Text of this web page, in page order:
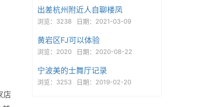
店
出差杭州附近人自聊楼凤
浏览：3238 日期：2021-03-09
黄岩区FJ可以体验
浏览：2020 日期：2020-08-22
宁波美的士舞厅记录
浏览：3253 日期：2019-02-20